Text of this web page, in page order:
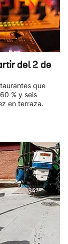
del 2 de
que
% y seis
en terraza.